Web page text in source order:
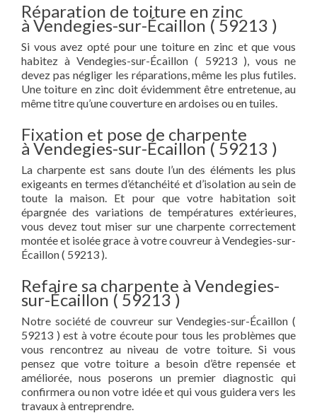
Réparation de toiture en zinc
à Vendegies-sur-Écaillon ( 59213 )
Si vous avez opté pour une toiture en zinc et que vous
habitez à Vendegies-sur-Écaillon ( 59213 ), vous ne
devez pas négliger les réparations, même les plus futiles.
Une toiture en zinc doit évidemment être entretenue, au
même titre qu’une couverture en ardoises ou en tuiles.
Fixation et pose de charpente
à Vendegies-sur-Écaillon ( 59213 )
La charpente est sans doute l’un des éléments les plus
exigeants en termes d’étanchéité et d’isolation au sein de
toute la maison. Et pour que votre habitation soit
épargnée des variations de températures extérieures,
vous devez tout miser sur une charpente correctement
montée et isolée grace à votre couvreur à Vendegies-sur-
Écaillon ( 59213 ).
Refaire sa charpente à Vendegies-
sur-Écaillon ( 59213 )
Notre société de couvreur sur Vendegies-sur-Écaillon (
59213 ) est à votre écoute pour tous les problèmes que
vous rencontrez au niveau de votre toiture. Si vous
pensez que votre toiture a besoin d’être repensée et
améliorée, nous poserons un premier diagnostic qui
confirmera ou non votre idée et qui vous guidera vers les
travaux à entreprendre.